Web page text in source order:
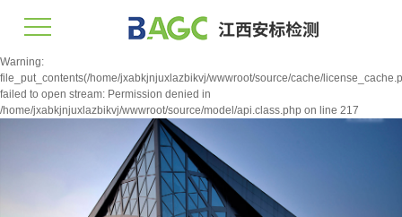
Warning:
file_put_contents(/home/jxabkjnjuxlazbikvj/wwwroot/source/cache/
failed to open stream: Permission denied in
/home/jxabkjnjuxlazbikvj/wwwroot/source/model/api.class.php on line 217